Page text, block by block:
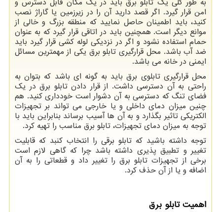
امن قرار گیرد. اگر قصد دارید آن را در زیرزمین یا گاراژ نصب
کنید، باید اطمینان حاصل نمایید که منطقه بزرگ و خالی از
موانع دیگر است. همچنین باید در اتاقی قرار گیرد که به عنوان
حمام استفاده نشود و اگر در نزدیکی لوله کشی قرار گیرد باید
ضد آب باشد. محل قرارگیری تابلو برق یکی از مهمترین مسائل
ایمنی در خانه می باشد.
محل قرارگیری تابلوی برق باید به گونه ای باشد که بتوان به
راحتی به آن دسترسی داشت. از قرار دادن تابلو برق در یک
فضای تنگ که دسترسی به آن دشوار است خودداری کنید. هم
چنین میزان دمای داخلی و یا خارجی می ‌تواند بر تجهیزات
الکتریکی تاثیر بگذارد و به آن ها آسیب برساند بنابراین باید با
توجه به میزان دمای تجهیزات، تابلو برق مناسب را تهیه کرد.
توجه داشته باشید که تابلو برقی را انتخاب کنبد که قابلیت
تغییر و تطبیق پذیری داشته باشد چرا که گاهی لازم است
برخی از تجهیزات تابلو برق را تغییر داد و قطعاتی را به آن
اضافه و یا از آن حذف کرد.
اهمیت تابلو برق